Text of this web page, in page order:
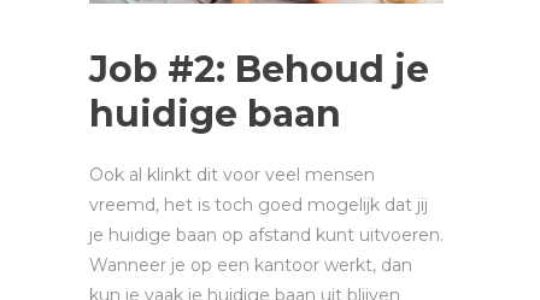
Job #2: Behoud je
huidige baan
Ook al klinkt dit voor veel mensen
vreemd, het is toch goed mogelijk dat jij
je huidige baan op afstand kunt uitvoeren.
Wanneer je op een kantoor werkt, dan
kun je vaak je huidige baan uit blijven